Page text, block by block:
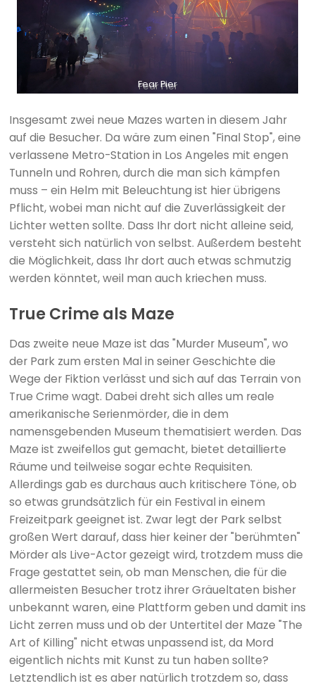
Fear Pier
Insgesamt zwei neue Mazes warten in diesem Jahr
auf die Besucher. Da wäre zum einen "Final Stop", eine
verlassene Metro-Station in Los Angeles mit engen
Tunneln und Rohren, durch die man sich kämpfen
muss – ein Helm mit Beleuchtung ist hier übrigens
Pflicht, wobei man nicht auf die Zuverlässigkeit der
Lichter wetten sollte. Dass Ihr dort nicht alleine seid,
versteht sich natürlich von selbst. Außerdem besteht
die Möglichkeit, dass Ihr dort auch etwas schmutzig
werden könntet, weil man auch kriechen muss.
True Crime als Maze
Das zweite neue Maze ist das "Murder Museum", wo
der Park zum ersten Mal in seiner Geschichte die
Wege der Fiktion verlässt und sich auf das Terrain von
True Crime wagt. Dabei dreht sich alles um reale
amerikanische Serienmörder, die in dem
namensgebenden Museum thematisiert werden. Das
Maze ist zweifellos gut gemacht, bietet detaillierte
Räume und teilweise sogar echte Requisiten.
Allerdings gab es durchaus auch kritischere Töne, ob
so etwas grundsätzlich für ein Festival in einem
Freizeitpark geeignet ist. Zwar legt der Park selbst
großen Wert darauf, dass hier keiner der "berühmten"
Mörder als Live-Actor gezeigt wird, trotzdem muss die
Frage gestattet sein, ob man Menschen, die für die
allermeisten Besucher trotz ihrer Gräueltaten bisher
unbekannt waren, eine Plattform geben und damit ins
Licht zerren muss und ob der Untertitel der Maze "The
Art of Killing" nicht etwas unpassend ist, da Mord
eigentlich nichts mit Kunst zu tun haben sollte?
Letztendlich ist es aber natürlich trotzdem so, dass